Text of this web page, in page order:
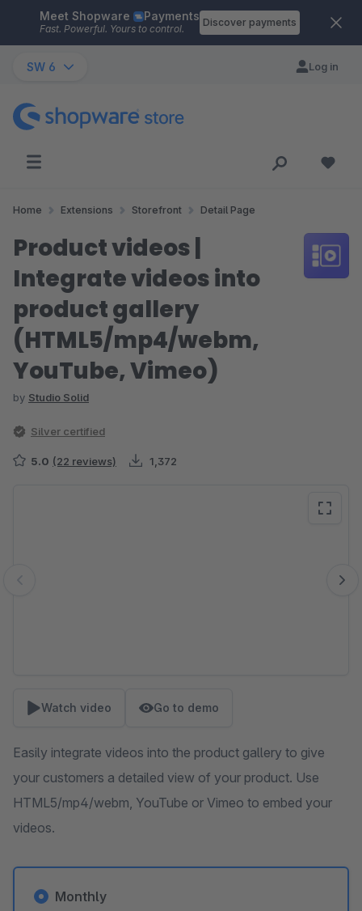
Skip to main content
Meet Shopware Payments
Fast. Powerful. Yours to control.
Discover payments
SW 6 Log in
Home Extensions Storefront Detail Page
Product videos |
Integrate videos into
product gallery
(HTML5/mp4/webm,
YouTube, Vimeo)
by Studio Solid
Silver certified
5.0 (22 reviews) 1,372
Watch video Go to demo
Easily integrate videos into the product gallery to give
your customers a detailed view of your product. Use
HTML5/mp4/webm, YouTube or Vimeo to embed your
videos.
Monthly